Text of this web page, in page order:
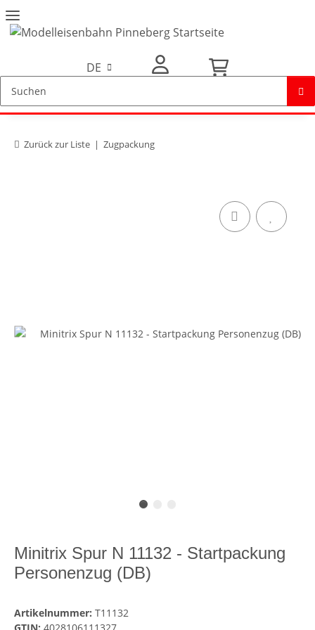
DE
Zurück zur Liste Zugpackung
Minitrix Spur N 11132 - Startpackung
Personenzug (DB)
Artikelnummer:T11132